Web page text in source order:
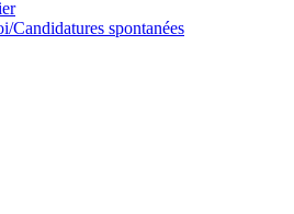
Candidatures spontanées